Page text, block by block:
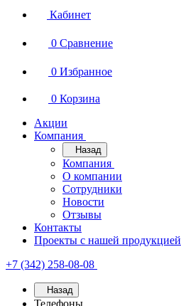
Кабинет
0 Сравнение
0 Избранное
0 Корзина
Акции
Компания
Назад
Компания
О компании
Сотрудники
Новости
Отзывы
Контакты
Проекты с нашей продукцией
+7 (342) 258-08-08
Назад
Телефоны